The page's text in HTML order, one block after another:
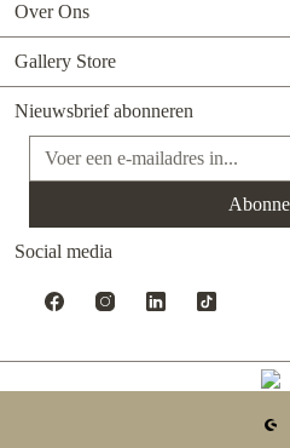
Over Ons
Gallery Store
Nieuwsbrief abonneren
E-mailadres*
Social media